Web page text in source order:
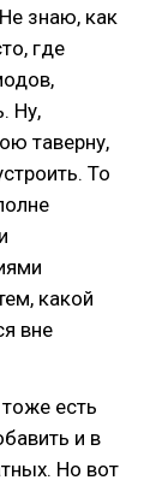
знаю, как
где
Ну,
таверну,
То
какой
вне
есть
и в
Но вот